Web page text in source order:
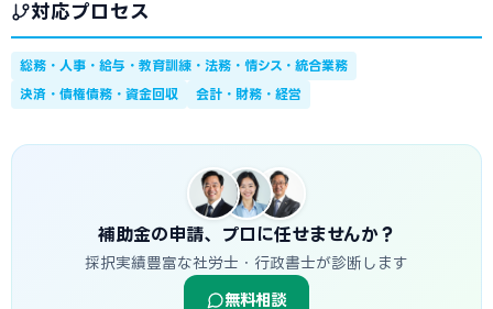
対応プロセス
総務・人事・給与・教育訓練・法務・情シス・統合業務
決済・債権債務・資金回収
会計・財務・経営
補助金の申請、プロに任せませんか？
採択実績豊富な社労士・行政書士が診断します
無料相談